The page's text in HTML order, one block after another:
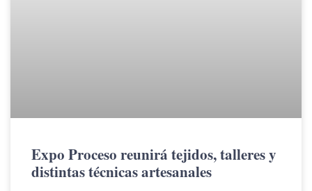
Expo Proceso reunirá tejidos, talleres y
distintas técnicas artesanales